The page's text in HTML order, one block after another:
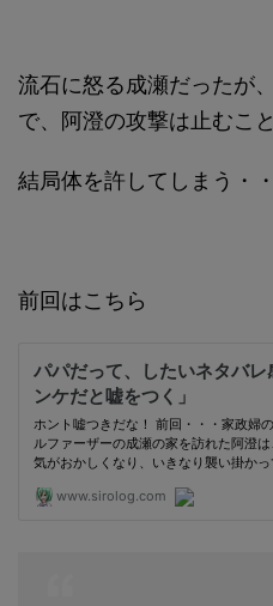
流石に怒る成瀬だったが
で、阿澄の攻撃は止むこ
結局体を許してしまう・
前回はこちら